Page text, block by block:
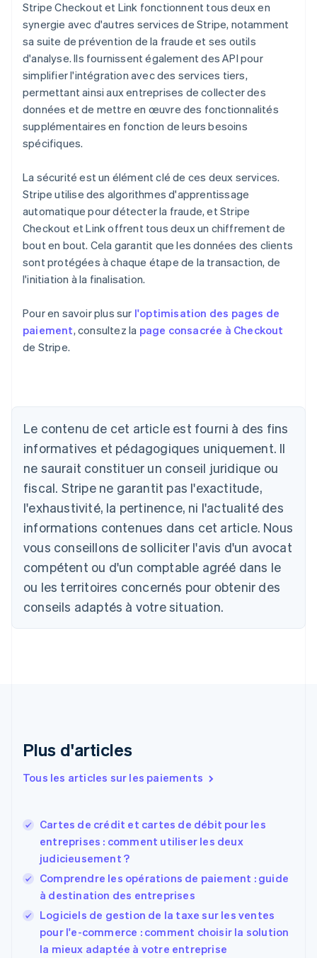
Stripe Checkout et Link fonctionnent tous deux en
synergie avec d'autres services de Stripe, notamment
sa suite de prévention de la fraude et ses outils
d'analyse. Ils fournissent également des API pour
simplifier l'intégration avec des services tiers,
permettant ainsi aux entreprises de collecter des
données et de mettre en œuvre des fonctionnalités
supplémentaires en fonction de leurs besoins
spécifiques.
La sécurité est un élément clé de ces deux services.
Stripe utilise des algorithmes d'apprentissage
automatique pour détecter la fraude, et Stripe
Checkout et Link offrent tous deux un chiffrement de
bout en bout. Cela garantit que les données des clients
sont protégées à chaque étape de la transaction, de
l'initiation à la finalisation.
Pour en savoir plus sur l'optimisation des pages de
paiement, consultez la page consacrée à Checkout
de Stripe.
Le contenu de cet article est fourni à des fins
informatives et pédagogiques uniquement. Il
ne saurait constituer un conseil juridique ou
fiscal. Stripe ne garantit pas l'exactitude,
l'exhaustivité, la pertinence, ni l'actualité des
informations contenues dans cet article. Nous
vous conseillons de solliciter l'avis d'un avocat
compétent ou d'un comptable agréé dans le
ou les territoires concernés pour obtenir des
conseils adaptés à votre situation.
Plus d'articles
Tous les articles sur les paiements
Cartes de crédit et cartes de débit pour les
entreprises : comment utiliser les deux
judicieusement ?
Comprendre les opérations de paiement : guide
à destination des entreprises
Logiciels de gestion de la taxe sur les ventes
pour l'e-commerce : comment choisir la solution
la mieux adaptée à votre entreprise
Allemagne
Deutsch English
Australie
English
DeutschEnglish
Belgique
Nederlands Français English
Brésil
PortuguêsEnglish
Bulgarie
Canada
Danemark
English
Émirats arabes unis
Español English
Estonie
English
États-Unis
EnglishEspañol简体中文
Finlande
France
Français English
Gibraltar